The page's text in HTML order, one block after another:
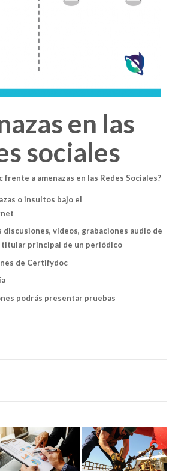
en las
sociales
a amenazas en las Redes Sociales?
o insultos bajo el
discusiones, vídeos, grabaciones audio de
titular principal de un periódico
de Certifydoc
podrás presentar pruebas